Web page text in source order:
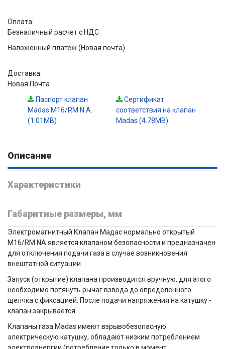
Оплата:
Безналичный расчет с НДС
Наложенный платеж (Новая почта)
Доставка:
Новая Почта
Паспорт клапан
Madas M16/RM N.A.
(1.01MB)
Сертификат
соответствия на клапан
Madas (4.78MB)
Описание
Характеристики
Габаритные размеры, мм
Электромагнитный Клапан Мадас нормально открытый
M16/RM NА является клапаном безопасности и предназначен
для отключения подачи газа в случае возникновения
внештатной ситуации
Запуск (открытие) клапана производится вручную, для этого
необходимо потянуть рычаг взвода до определенного
щелчка с фиксацией. После подачи напряжения на катушку -
клапан закрывается
Клапаны газа Madas имеют взрывобезопасную
электрическую катушку, обладают низким потреблением